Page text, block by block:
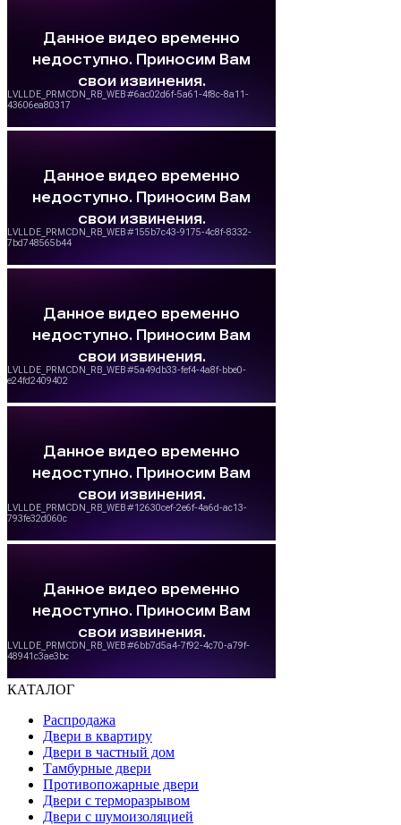
КАТАЛОГ
Распродажа
Двери в квартиру
Двери в частный дом
Тамбурные двери
Противопожарные двери
Двери с терморазрывом
Двери с шумоизоляцией